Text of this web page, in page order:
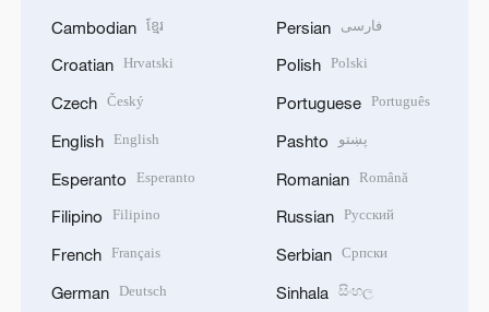
Cambodian ខ្មែរ
Croatian Hrvatski
Czech Český
English English
Esperanto Esperanto
Filipino Filipino
French Français
German Deutsch
Persian فارسی
Polish Polski
Portuguese Português
Pashto پښتو
Romanian Română
Russian Русский
Serbian Српски
Sinhala සිංහල